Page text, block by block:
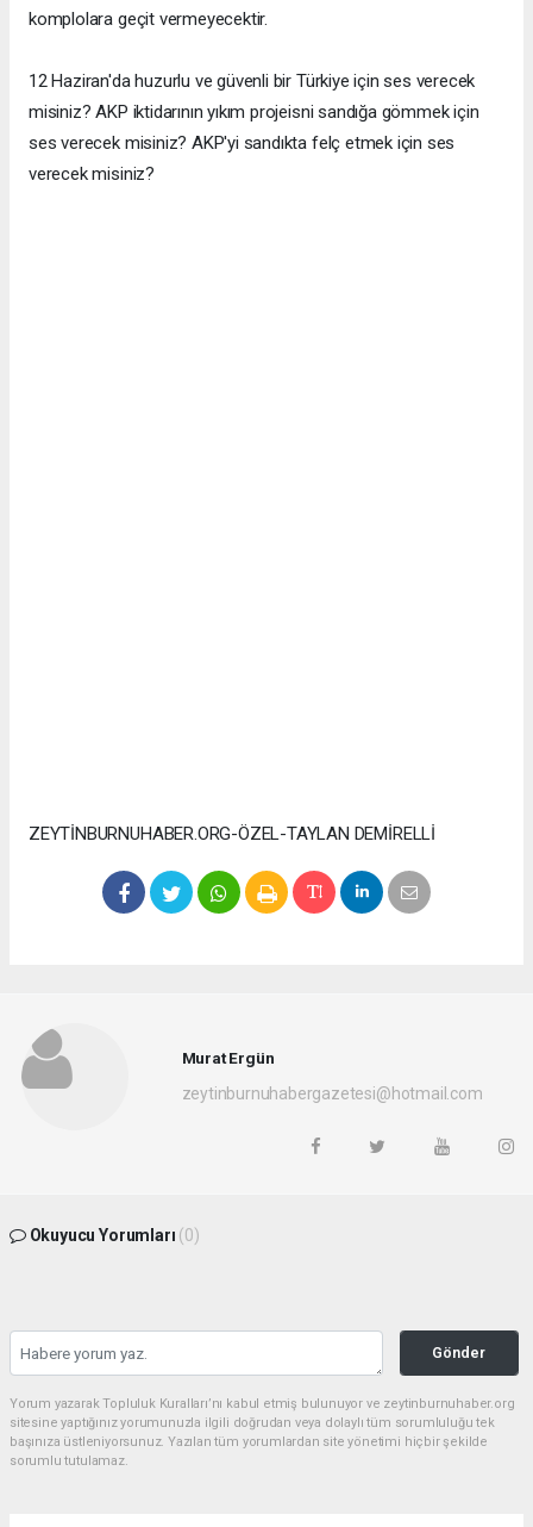
komplolara geçit vermeyecektir.
12 Haziran'da huzurlu ve güvenli bir Türkiye için ses verecek
misiniz? AKP iktidarının yıkım projeisni sandığa gömmek için
ses verecek misiniz? AKP'yi sandıkta felç etmek için ses
verecek misiniz?
ZEYTİNBURNUHABER.ORG-ÖZEL-TAYLAN DEMİRELLİ
Murat Ergün
zeytinburnuhabergazetesi@hotmail.com
Okuyucu Yorumları (0)
Gönder
Yorum yazarak Topluluk Kuralları’nı kabul etmiş bulunuyor ve zeytinburnuhaber.org
sitesine yaptığınız yorumunuzla ilgili doğrudan veya dolaylı tüm sorumluluğu tek
başınıza üstleniyorsunuz. Yazılan tüm yorumlardan site yönetimi hiçbir şekilde
sorumlu tutulamaz.